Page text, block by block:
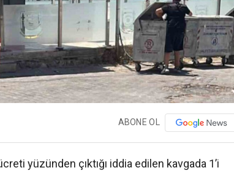
ABONE OL
yüzünden çıktığı iddia edilen kavgada 1’i